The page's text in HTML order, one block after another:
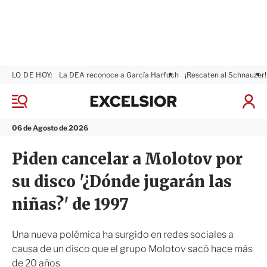
M
n
06 de Agosto de 2026
LO DE HOY: La DEA reconoce a García Harfuch ¡Rescaten al Schnauzer!
I
x
i
r
Piden cancelar a Molotov por
su disco '¿Dónde jugarán las
niñas?' de 1997
Una nueva polémica ha surgido en redes sociales a
causa de un disco que el grupo Molotov sacó hace más
de 20 años